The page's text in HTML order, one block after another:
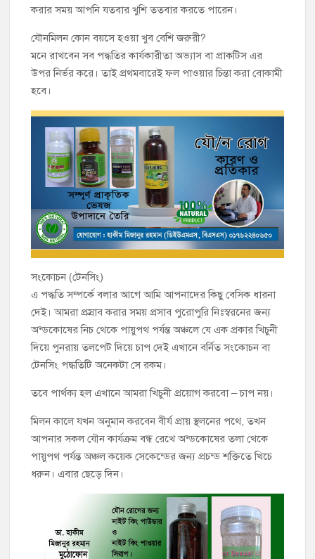
করার সময় আপনি যতবার খুশি ততবার করতে পারেন।
যৌনমিলন কোন বয়সে হওয়া খুব বেশি জরুরী?
মনে রাখবেন সব পদ্ধতির কার্যকারীতা অভ্যাস বা প্রাকটিস এর
উপর নির্ভর করে। তাই প্রথমবারেই ফল পাওয়ার চিন্তা করা বোকামী
হবে।
সংকোচন (টেনসিং)
এ পদ্ধতি সম্পর্কে বলার আগে আমি আপনাদের কিছু বেসিক ধারনা
দেই। আমরা প্রস্রাব করার সময় প্রসাব পুরোপুরি নিঃস্বরনের জন্য
অন্ডকোষের নিচ থেকে পায়ুপথ পর্যন্ত অঞ্চলে যে এক প্রকার খিচুনী
দিয়ে পুনরায় তলপেট দিয়ে চাপ দেই এখানে বর্নিত সংকোচন বা
টেনসিং পদ্ধতিটি অনেকটা সে রকম।
তবে পার্থক্য হল এখানে আমরা খিচুনী প্রয়োগ করবো – চাপ নয়।
মিলন কালে যখন অনুমান করবেন বীর্য প্রায় স্থলনের পথে, তখন
আপনার সকল যৌন কার্যক্রম বন্ধ রেখে অন্ডকোষের তলা থেকে
পায়ুপথ পর্যন্ত অঞ্চল কয়েক সেকেন্ডের জন্য প্রচন্ড শক্তিতে খিচে
ধরুন। এবার ছেড়ে দিন।